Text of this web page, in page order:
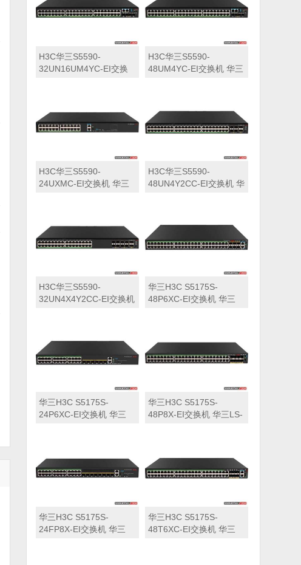
H3C华三S5590-
32UN16UM4YC-EI交换
H3C华三S5590-
48UM4YC-EI交换机 华三
H3C华三S5590-
24UXMC-EI交换机 华三
H3C华三S5590-
48UN4Y2CC-EI交换机 华
H3C华三S5590-
32UN4X4Y2CC-EI交换机
华三H3C S5175S-
48P6XC-EI交换机 华三
华三H3C S5175S-
24P6XC-EI交换机 华三
华三H3C S5175S-
48P8X-EI交换机 华三LS-
华三H3C S5175S-
24FP8X-EI交换机 华三
华三H3C S5175S-
48T6XC-EI交换机 华三